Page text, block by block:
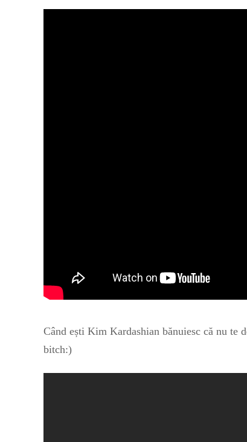
Când ești Kim Kardashian bănuiesc că nu te
bitch:)